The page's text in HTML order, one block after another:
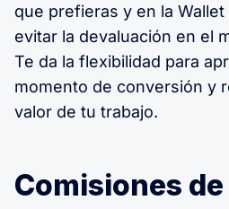
que prefieras y en la
evitar la devaluación en el
Te da la flexibilidad para
momento de conversión y
valor de tu trabajo.
Comisiones